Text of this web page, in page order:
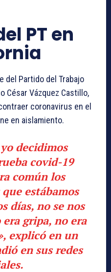
PT en
del Partido del Trabajo
César Vázquez Castillo,
coronavirus en el
en aislamiento.
decidimos
covid-19
común los
estábamos
días, no se nos
gripa, no era
explicó en un
en sus redes